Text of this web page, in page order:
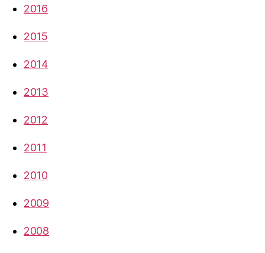
2016
2015
2014
2013
2012
2011
2010
2009
2008